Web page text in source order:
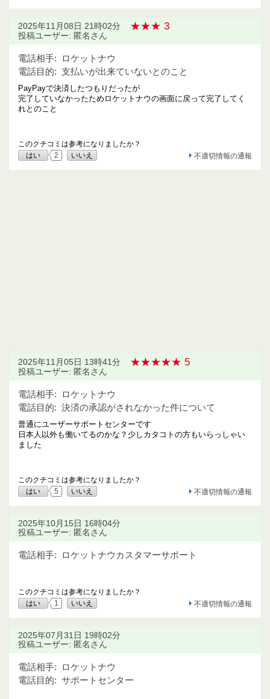
2025年11月08日 21時02分 ★★★ 3
投稿ユーザー: 匿名さん
電話相手:
ロケットナウ
電話目的: 支払いが出来ていないとのこと
PayPayで決済したつもりだったが
完了していなかったためロケットナウの画面に戻って完了してく
れとのこと
このクチコミは参考になりましたか？
はい
2 いいえ 不適切情報の通報
2025年11月05日 13時41分 ★★★★★ 5
投稿ユーザー: 匿名さん
電話相手:
ロケットナウ
電話目的: 決済の承認がされなかった件について
普通にユーザーサポートセンターです
日本人以外も働いてるのかな？少しカタコトの方もいらっしゃい
ました
このクチコミは参考になりましたか？
はい
5 いいえ 不適切情報の通報
2025年10月15日 16時04分
投稿ユーザー: 匿名さん
電話相手: ロケットナウカスタマーサポート
このクチコミは参考になりましたか？
はい
1 いいえ 不適切情報の通報
2025年07月31日 19時02分
投稿ユーザー: 匿名さん
電話相手:
ロケットナウ
電話目的: サポートセンター